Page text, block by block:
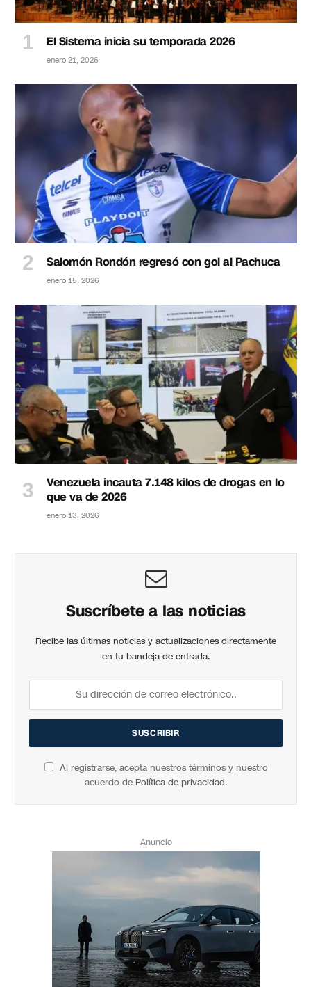
El Sistema inicia su temporada 2026
enero 21, 2026
Salomón Rondón regresó con gol al Pachuca
enero 15, 2026
Venezuela incauta 7.148 kilos de drogas en lo
que va de 2026
enero 13, 2026
Suscríbete a las noticias
Recibe las últimas noticias y actualizaciones directamente
en tu bandeja de entrada.
Al registrarse, acepta nuestros términos y nuestro
acuerdo de Política de privacidad.
Anuncio